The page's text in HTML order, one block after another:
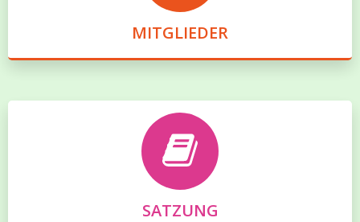
MITGLIEDER
SATZUNG